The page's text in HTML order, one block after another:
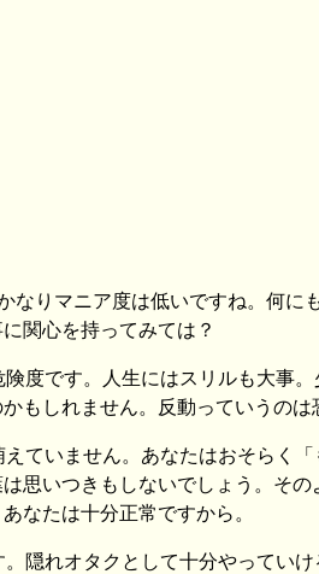
なりマニア度は低いですね。何に
関心を持ってみては？
度です。人生にはスリルも大事
もしれません。反動っていうのは
ていません。あなたはおそらく
思いつきもしないでしょう。そ
なたは十分正常ですから。
隠れオタクとして十分やってい